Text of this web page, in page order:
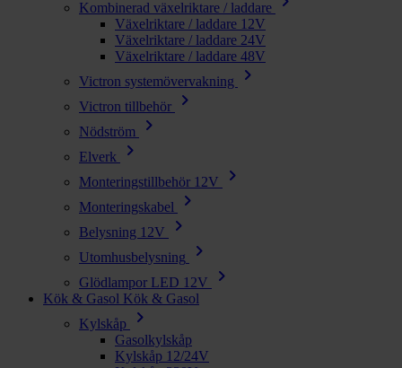
Kombinerad växelriktare / laddare
Växelriktare / laddare 12V
Växelriktare / laddare 24V
Växelriktare / laddare 48V
Victron systemövervakning
chevron_right
Victron tillbehör chevron_right
Nödström chevron_right
Elverk chevron_right
Monteringstillbehör 12V chevron_right
Monteringskabel chevron_right
Belysning 12V chevron_right
Utomhusbelysning chevron_right
Glödlampor LED 12V chevron_right
Kök & Gasol Kök & Gasol
Kylskåp
chevron_right
Gasolkylskåp
Kylskåp 12/24V